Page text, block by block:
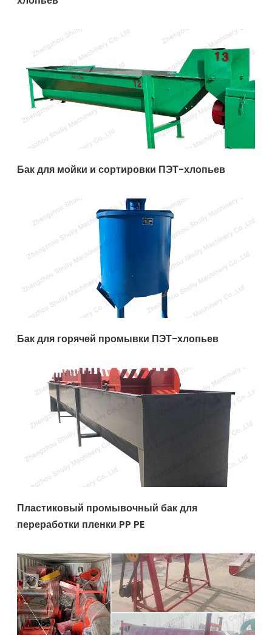
Бак для мойки и сортировки ПЭТ-хлопьев
Бак для горячей промывки ПЭТ-хлопьев
Пластиковый промывочный бак для
переработки пленки PP PE